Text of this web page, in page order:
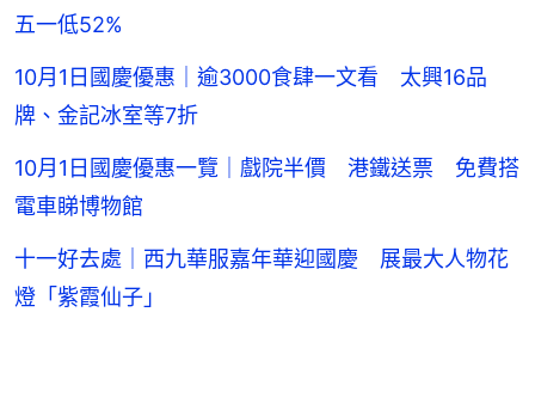
五一低52%
10月1日國慶優惠｜逾3000食肆一文看 太興16品
牌、金記冰室等7折
10月1日國慶優惠一覽｜戲院半價 港鐵送票 免費搭
電車睇博物館
十一好去處｜西九華服嘉年華迎國慶 展最大人物花
燈「紫霞仙子」